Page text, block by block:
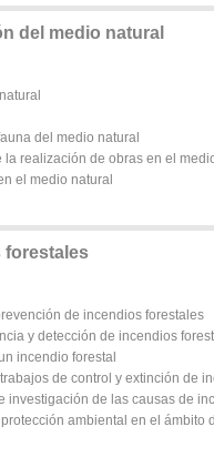
del medio natural
del medio natural
realización de obras en el
el medio natural
forestales
de incendios forestales
y detección de incendios
incendio forestal
de control y extinción de
investigación de las causas de
ambiental en el